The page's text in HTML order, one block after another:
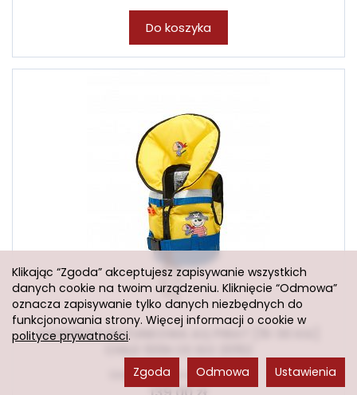
Do koszyka
KAMIZELKA RATUNKOWA AQ PIRAT [15-30 KG]
Sklep stacjonarny: 3 szt.
Klikając “Zgoda” akceptujesz zapisywanie wszystkich
danych cookie na twoim urządzeniu. Kliknięcie “Odmowa”
oznacza zapisywanie tylko danych niezbędnych do
funkcjonowania strony. Więcej informacji o cookie w
polityce prywatności.
Ustawienia
Odmowa
Zgoda